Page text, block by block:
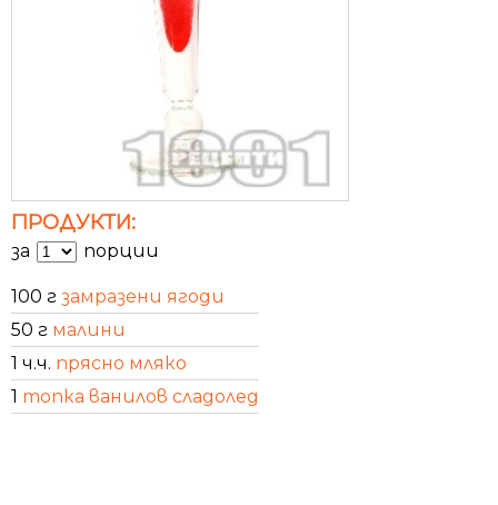
ПРОДУКТИ:
за порции
100 г замразени ягоди
50 г малини
1 ч.ч. прясно мляко
1 топка ванилов сладолед